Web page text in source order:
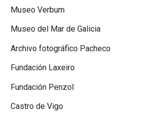
Museo Verbum
Museo del Mar de Galicia
Archivo fotográfico Pacheco
Fundación Laxeiro
Fundación Penzol
Castro de Vigo